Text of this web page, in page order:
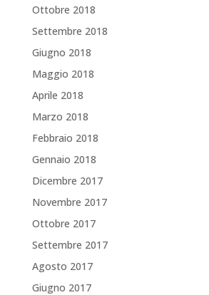
Ottobre 2018
Settembre 2018
Giugno 2018
Maggio 2018
Aprile 2018
Marzo 2018
Febbraio 2018
Gennaio 2018
Dicembre 2017
Novembre 2017
Ottobre 2017
Settembre 2017
Agosto 2017
Giugno 2017